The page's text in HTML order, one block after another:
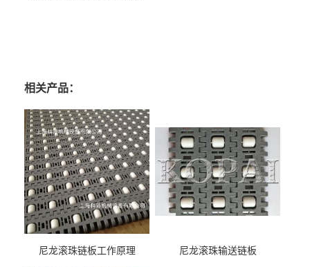
相关产品：
尼龙滚珠链板工作原理 尼龙滚珠输送链板